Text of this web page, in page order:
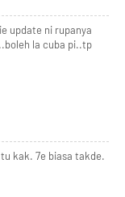
update ni rupanya
la cuba pi..tp
kak. 7e biasa takde.